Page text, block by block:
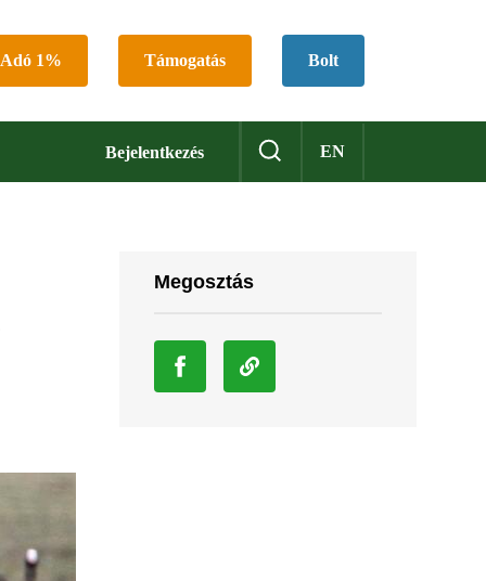
Adó 1% Támogatás Bolt
Bejelentkezés EN
Megosztás